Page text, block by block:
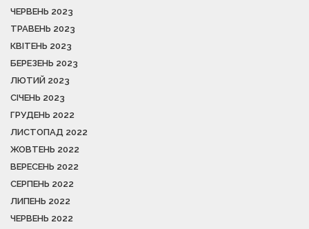
ЧЕРВЕНЬ 2023
ТРАВЕНЬ 2023
КВІТЕНЬ 2023
БЕРЕЗЕНЬ 2023
ЛЮТИЙ 2023
СІЧЕНЬ 2023
ГРУДЕНЬ 2022
ЛИСТОПАД 2022
ЖОВТЕНЬ 2022
ВЕРЕСЕНЬ 2022
СЕРПЕНЬ 2022
ЛИПЕНЬ 2022
ЧЕРВЕНЬ 2022